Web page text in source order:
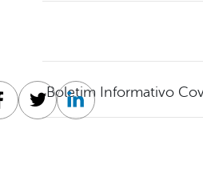
Boletim Informativo
TwitterLinkedin